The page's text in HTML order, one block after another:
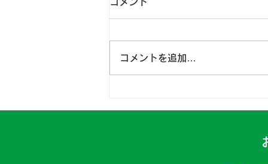
コメントを追加…